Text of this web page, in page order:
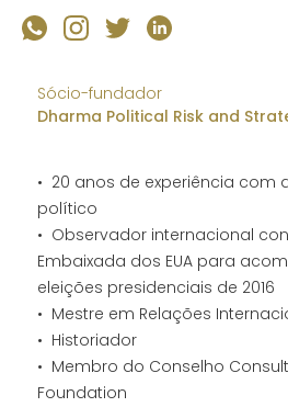
Sócio-fundador
Dharma Political Risk and
• 20 anos de experiência com
político
• Observador internacional
Embaixada dos EUA para
eleições presidenciais de 2016
• Mestre em Relações
• Historiador
• Membro do Conselho
Foundation